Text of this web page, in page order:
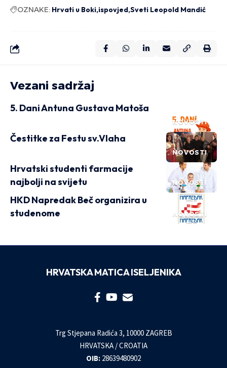
OZNAKE: Hrvati u Boki ispovjed Sveti Leopold Mandić
Vezani sadržaj
NOVOSTI
5. Dani Antuna Gustava Matoša
NOVOSTI
Čestitke za Festu sv.Vlaha
NOVOSTI
Hrvatski studenti farmacije
najbolji na svijetu
NOVOSTI
HKD Napredak Beč organizira u
studenome
HRVATSKA MATICA ISELJENIKA
Trg Stjepana Radića 3, 10000 ZAGREB
HRVATSKA / CROATIA
OIB: 28639480902